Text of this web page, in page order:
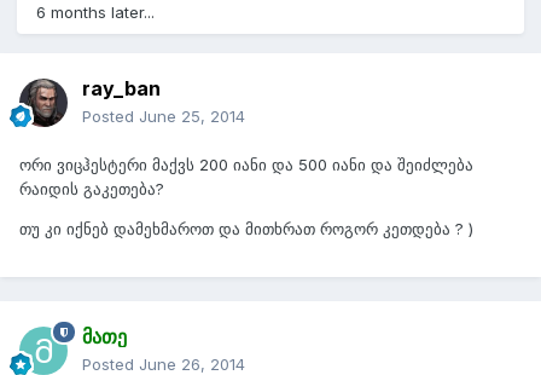
6 months later...
ray_ban
Posted June 25, 2014
ორი ვიცჰესტერი მაქვს 200 იანი და 500 იანი და შეიძლება
რაიდის გაკეთება?
თუ კი იქნებ დამეხმაროთ და მითხრათ როგორ კეთდება ? )
მათე
Posted June 26, 2014